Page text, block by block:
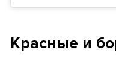
Красные и